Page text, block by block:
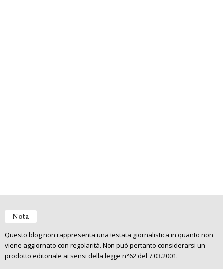
Nota
Questo blog non rappresenta una testata giornalistica in quanto non
viene aggiornato con regolarità. Non può pertanto considerarsi un
prodotto editoriale ai sensi della legge n°62 del 7.03.2001.